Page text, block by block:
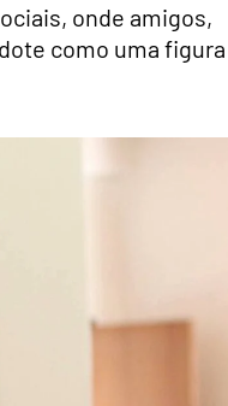
onde amigos,
como uma figura